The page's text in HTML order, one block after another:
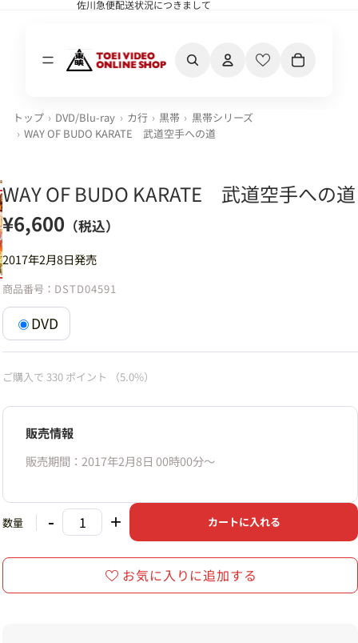
佐川急便配送状況につきまして
佐川急便配送状況につきまして
トップ DVD/Blu-ray カ行 黒帯
黒帯シリーズ
WAY OF BUDO KARATE 武道空手への道
WAY OF BUDO KARATE 武道空手への道
¥6,600 （税込）
2017年2月8日発売
商品番号： DSTD04591
DVD
ご購入で 330 ポイント （5.0%）
販売情報
販売期間：2017年2月8日 00時00分〜
数量 - + カートに入れる
お気に入りに追加する